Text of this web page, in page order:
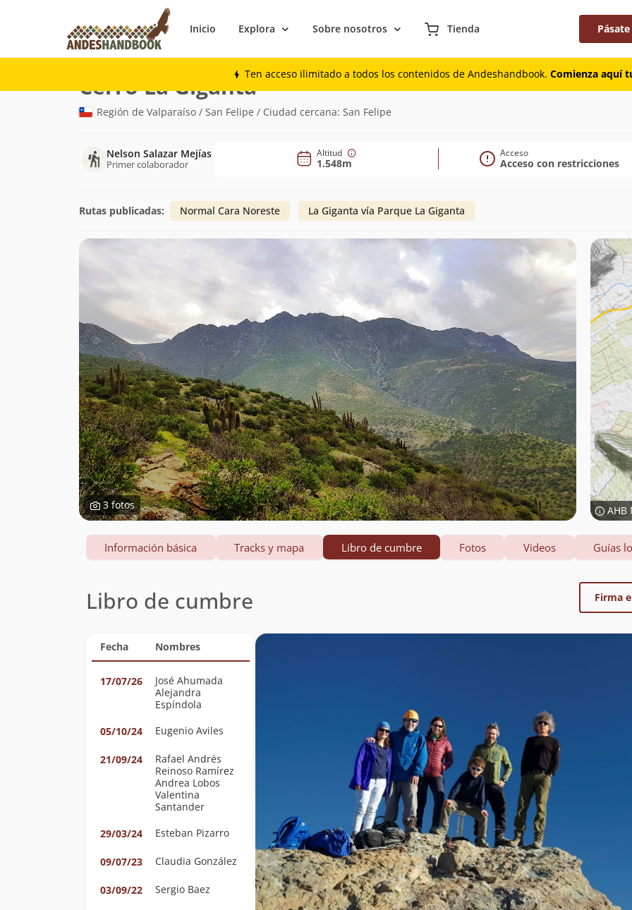
Inicio Explora Sobre nosotros Tienda
Ten acceso ilimitado a todos los contenidos de Andeshandbook. Comienza aquí
Montaña
Cerro La Giganta(1.548m)
Región de Valparaíso / San Felipe / Ciudad cercana: San Felipe
Nelson Salazar Mejías
Primer colaborador
Altitud
1.548m
Acceso
Acceso con restricciones
Rutas publicadas: Normal Cara Noreste La Giganta vía Parque La Giganta
3 fotos AHB
Información básica Tracks y mapa Libro de cumbre Fotos Videos Guías
Libro de cumbre Firma
Fecha Nombres
17/07/26
José Ahumada
Alejandra
Espíndola
05/10/24
Eugenio Aviles
21/09/24
Rafael Andrés
Reinoso Ramírez
Andrea Lobos
Valentina
Santander
29/03/24
Esteban Pizarro
09/07/23 Claudia González
03/09/22 Sergio Baez